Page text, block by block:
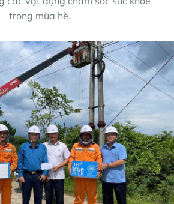
trong mùa hè.